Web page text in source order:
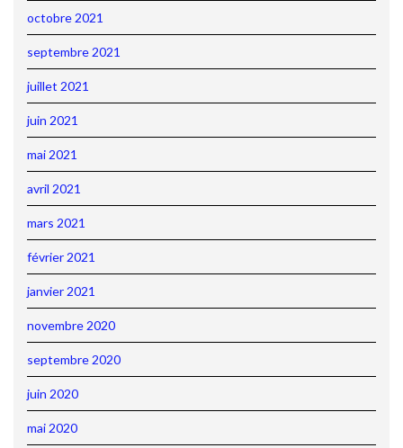
octobre 2021
septembre 2021
juillet 2021
juin 2021
mai 2021
avril 2021
mars 2021
février 2021
janvier 2021
novembre 2020
septembre 2020
juin 2020
mai 2020